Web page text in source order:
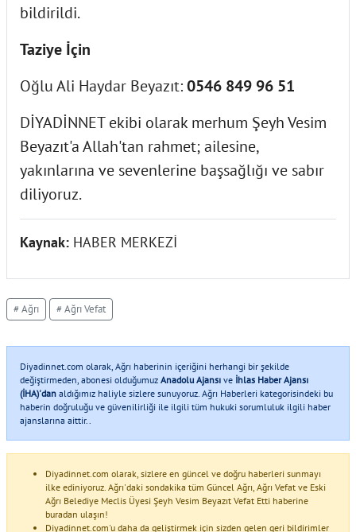
bildirildi.
Taziye İçin
Oğlu Ali Haydar Beyazıt:0546 849 96 51
DİYADİNNET ekibi olarak merhum Şeyh Vesim
Beyazıt'a Allah'tan rahmet; ailesine,
yakınlarına ve sevenlerine başsağlığı ve sabır
diliyoruz.
Kaynak: HABER MERKEZİ
# Ağrı # Ağrı Vefat
Diyadinnet.com olarak, Ağrı haberinin içeriğini herhangi bir şekilde
değiştirmeden, abonesi olduğumuz Anadolu Ajansı ve İhlas Haber Ajansı
(İHA)'dan aldığımız haliyle sizlere sunuyoruz. Ağrı Haberleri kategorisindeki bu
haberin doğruluğu ve güvenilirliği ile ilgili tüm hukuki sorumluluk ilgili haber
ajanslarına aittir..
Diyadinnet.com olarak, sizlere en güncel ve doğru haberleri sunmayı
ilke ediniyoruz. Ağrı'daki sondakika tüm Güncel Ağrı, Ağrı Vefat ve Eski
Ağrı Belediye Meclis Üyesi Şeyh Vesim Beyazıt Vefat Etti haberine
buradan ulaşın!
Diyadinnet.com'u daha da geliştirmek için sizden gelen geri bildirimler